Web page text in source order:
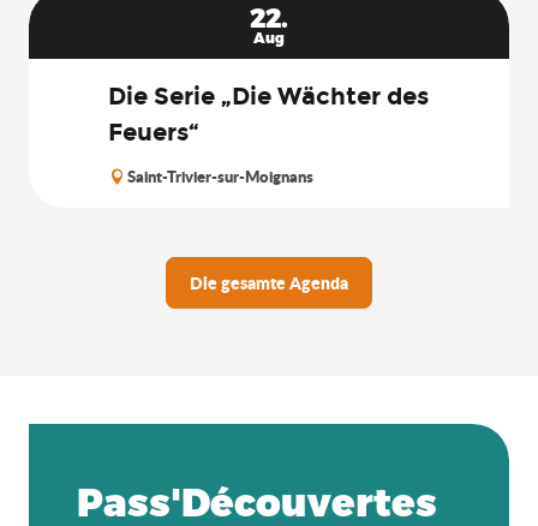
22.
Aug
Die Serie „Die Wächter des
Feuers“
Saint-Trivier-sur-Moignans
Die gesamte Agenda
Pass'Découvertes